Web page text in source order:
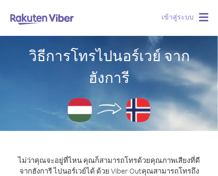
เข้าสู่ระบบ
วิธีการโทรไปนอร์เวย์ จาก
ฮังการี
ไม่ว่าคุณจะอยู่ที่ไหน คุณก็สามารถโทรด้วยคุณภาพเสียงที่ดี
จากฮังการี ไปนอร์เวย์ได้ ด้วย Viber Outคุณสามารถโทรถึง